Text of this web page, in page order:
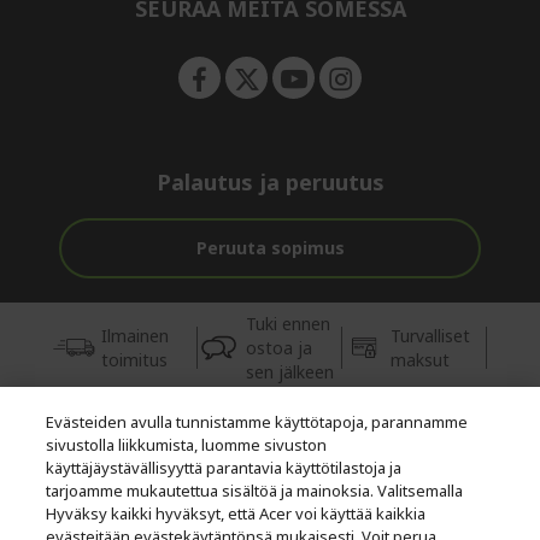
SEURAA MEITÄ SOMESSA
Palautus ja peruutus
Peruuta sopimus
Ilmainen
toimitus
Tuki ennen
ostoa ja
sen jälkeen
Turvalliset
maksut
© 2026 Acer Inc.
Tästä kaupasta ostettavien tuotteiden ja palvelujen valtuutettu
jälleenmyyjä on CPYou BV.
Evästeiden avulla tunnistamme käyttötapoja, parannamme
sivustolla liikkumista, luomme sivuston
käyttäjäystävällisyyttä parantavia käyttötilastoja ja
tarjoamme mukautettua sisältöä ja mainoksia. Valitsemalla
Hyväksy kaikki hyväksyt, että Acer voi käyttää kaikkia